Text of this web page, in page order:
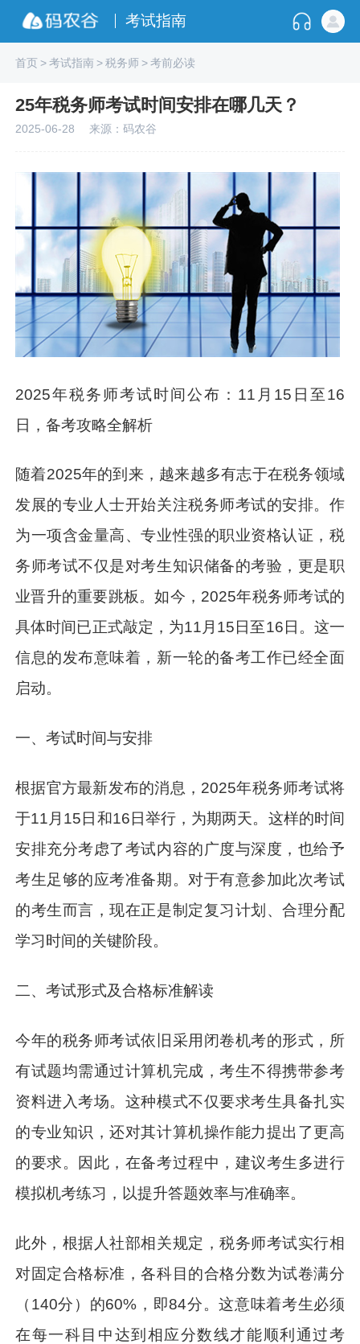
考试指南
首页>考试指南>税务师>考前必读
25年税务师考试时间安排在哪几天？
2025-06-28 来源：码农谷
2025年税务师考试时间公布：11月15日至16
日，备考攻略全解析
随着2025年的到来，越来越多有志于在税务领域
发展的专业人士开始关注税务师考试的安排。作
为一项含金量高、专业性强的职业资格认证，税
务师考试不仅是对考生知识储备的考验，更是职
业晋升的重要跳板。如今，2025年税务师考试的
具体时间已正式敲定，为11月15日至16日。这一
信息的发布意味着，新一轮的备考工作已经全面
启动。
一、考试时间与安排
根据官方最新发布的消息，2025年税务师考试将
于11月15日和16日举行，为期两天。这样的时间
安排充分考虑了考试内容的广度与深度，也给予
考生足够的应考准备期。对于有意参加此次考试
的考生而言，现在正是制定复习计划、合理分配
学习时间的关键阶段。
二、考试形式及合格标准解读
今年的税务师考试依旧采用闭卷机考的形式，所
有试题均需通过计算机完成，考生不得携带参考
资料进入考场。这种模式不仅要求考生具备扎实
的专业知识，还对其计算机操作能力提出了更高
的要求。因此，在备考过程中，建议考生多进行
模拟机考练习，以提升答题效率与准确率。
此外，根据人社部相关规定，税务师考试实行相
对固定合格标准，各科目的合格分数为试卷满分
（140分）的60%，即84分。这意味着考生必须
在每一科目中达到相应分数线才能顺利通过考